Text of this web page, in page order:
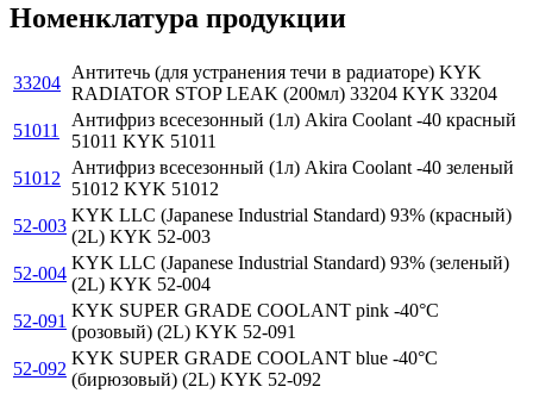
Номенклатура продукции
33204
Антитечь (для устранения течи в радиаторе) KYK
RADIATOR STOP LEAK (200мл) 33204 KYK 33204
51011
Антифриз всесезонный (1л) Akira Coolant -40 красный
51011 KYK 51011
51012
Антифриз всесезонный (1л) Akira Coolant -40 зеленый
51012 KYK 51012
52-003
KYK LLC (Japanese Industrial Standard) 93% (красный)
(2L) KYK 52-003
52-004
KYK LLC (Japanese Industrial Standard) 93% (зеленый)
(2L) KYK 52-004
52-091
KYK SUPER GRADE COOLANT pink -40°C
(розовый) (2L) KYK 52-091
52-092
KYK SUPER GRADE COOLANT blue -40°C
(бирюзовый) (2L) KYK 52-092